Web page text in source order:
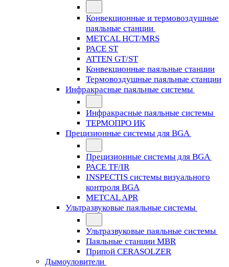
Конвекционные и термовоздушные
паяльные станции
METCAL HCT/MRS
PACE ST
ATTEN GT/ST
Конвекционные паяльные станции
Термовоздушные паяльные станции
Инфракрасные паяльные системы
Инфракрасные паяльные системы
ТЕРМОПРО ИК
Прецизионные системы для BGA
Прецизионные системы для BGA
PACE TF/IR
INSPECTIS системы визуального
контроля BGA
METCAL APR
Ультразвуковые паяльные системы
Ультразвуковые паяльные системы
Паяльные станции MBR
Припой CERASOLZER
Дымоуловители